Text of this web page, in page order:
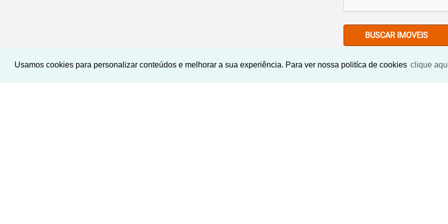
Usamos cookies para personalizar conteúdos e melhorar a sua experiência. Para ver nossa politíca de cookies clique
BUSCAR IMOVEIS